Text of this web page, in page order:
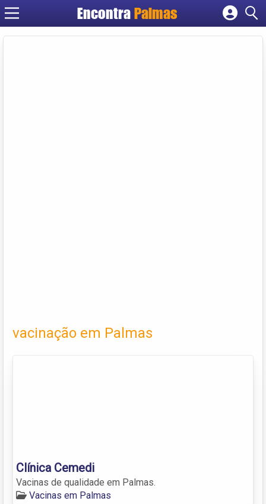
Encontra Palmas
Cadastrar empresa
vacinação em Palmas
Clínica Cemedi
Vacinas de qualidade em Palmas.
Vacinas em Palmas